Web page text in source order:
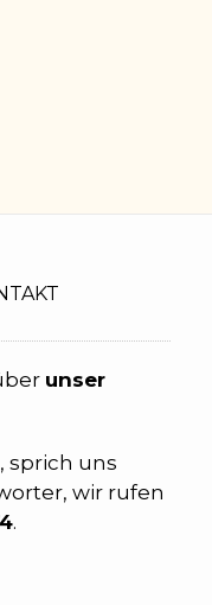
unser
sprich uns
wir rufen
.